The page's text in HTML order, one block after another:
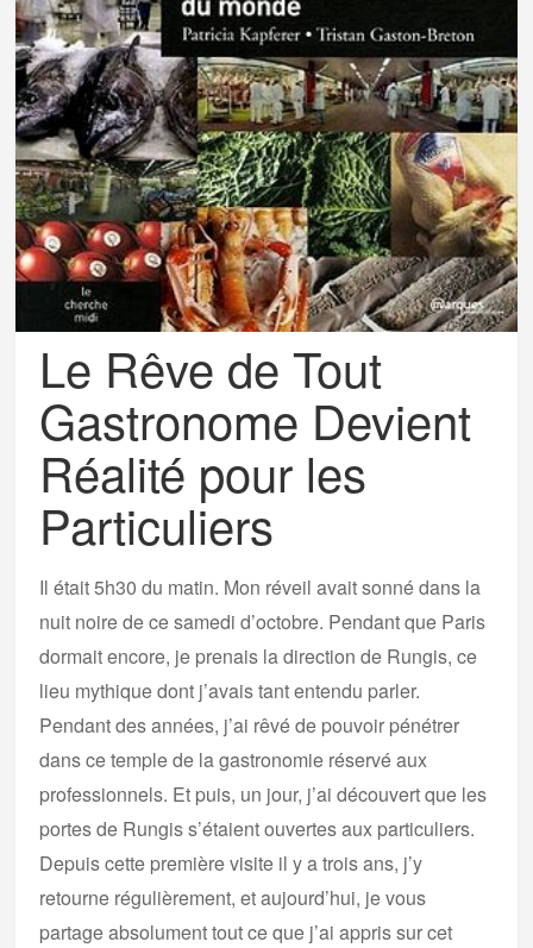
Le Rêve de Tout
Gastronome Devient
Réalité pour les
Particuliers
Il était 5h30 du matin. Mon réveil avait sonné dans la
nuit noire de ce samedi d’octobre. Pendant que Paris
dormait encore, je prenais la direction de Rungis, ce
lieu mythique dont j’avais tant entendu parler.
Pendant des années, j’ai rêvé de pouvoir pénétrer
dans ce temple de la gastronomie réservé aux
professionnels. Et puis, un jour, j’ai découvert que les
portes de Rungis s’étaient ouvertes aux particuliers.
Depuis cette première visite il y a trois ans, j’y
retourne régulièrement, et aujourd’hui, je vous
partage absolument tout ce que j’ai appris sur cet